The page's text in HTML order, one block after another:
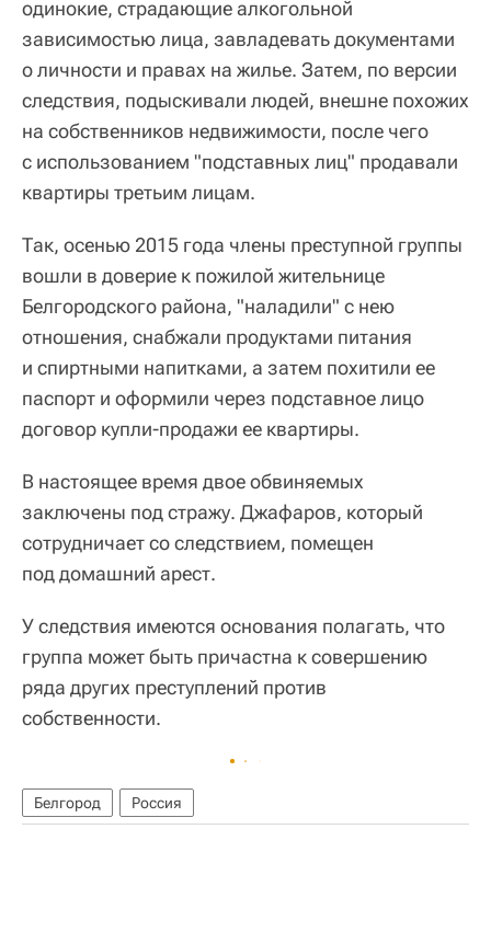
одинокие, страдающие алкогольной
зависимостью лица, завладевать документами
о личности и правах на жилье. Затем, по версии
следствия, подыскивали людей, внешне похожих
на собственников недвижимости, после чего
с использованием "подставных лиц" продавали
квартиры третьим лицам.
Так, осенью 2015 года члены преступной группы
вошли в доверие к пожилой жительнице
Белгородского района, "наладили" с нею
отношения, снабжали продуктами питания
и спиртными напитками, а затем похитили ее
паспорт и оформили через подставное лицо
договор купли-продажи ее квартиры.
В настоящее время двое обвиняемых
заключены под стражу. Джафаров, который
сотрудничает со следствием, помещен
под домашний арест.
У следствия имеются основания полагать, что
группа может быть причастна к совершению
ряда других преступлений против
собственности.
Белгород Россия